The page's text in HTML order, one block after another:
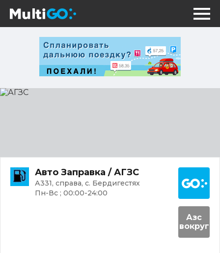
АГЗС
Авто Заправка / АГЗС
А331, справа, с. Бердигестях
Пн-Вс ; 00:00-24:00
Азс
вокруг